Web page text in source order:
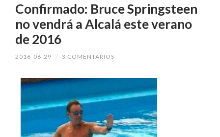
Confirmado: Bruce Springsteen
no vendrá a Alcalá este verano
de 2016
2016-06-29 / 3 COMENTARIOS